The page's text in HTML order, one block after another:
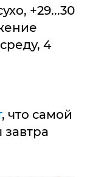
+29...30
4
, что самой